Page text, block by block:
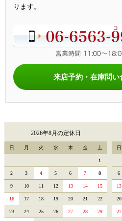
ります。
来店予約・在庫問い
2026年8月の定休日
日 月 火 水 木 金 土
1
2 3 4 5 6 7 8
9 10 11 12 13 14 15
16 17 18 19 20 21 22
23 24 25 26 27 28 29
日
6
13
20
27